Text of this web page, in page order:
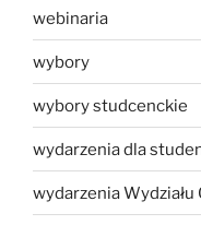
webinaria
wybory
wybory studcenckie
wydarzenia dla
wydarzenia